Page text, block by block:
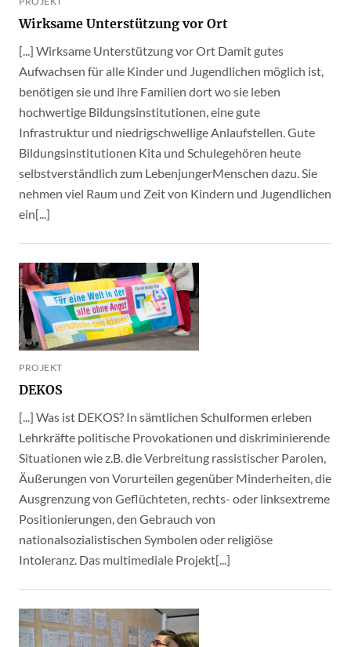
Wirksame Unterstützung vor Ort
[...] Wirksame Unterstützung vor Ort Damit gutes
Aufwachsen für alle Kinder und Jugendlichen möglich ist,
benötigen sie und ihre Familien dort wo sie leben
hochwertige Bildungsinstitutionen, eine gute
Infrastruktur und niedrigschwellige Anlaufstellen. Gute
Bildungsinstitutionen Kita und Schulegehören heute
selbstverständlich zum LebenjungerMenschen dazu. Sie
nehmen viel Raum und Zeit von Kindern und Jugendlichen
ein[...]
PROJEKT
DEKOS
[...] Was ist DEKOS? In sämtlichen Schulformen erleben
Lehrkräfte politische Provokationen und diskriminierende
Situationen wie z.B. die Verbreitung rassistischer Parolen,
Äußerungen von Vorurteilen gegenüber Minderheiten, die
Ausgrenzung von Geflüchteten, rechts- oder linksextreme
Positionierungen, den Gebrauch von
nationalsozialistischen Symbolen oder religiöse
Intoleranz. Das multimediale Projekt[...]